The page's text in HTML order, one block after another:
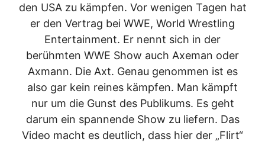
den USA zu kämpfen. Vor wenigen Tagen hat
er den Vertrag bei WWE, World Wrestling
Entertainment. Er nennt sich in der
berühmten WWE Show auch Axeman oder
Axmann. Die Axt. Genau genommen ist es
also gar kein reines kämpfen. Man kämpft
nur um die Gunst des Publikums. Es geht
darum ein spannende Show zu liefern. Das
Video macht es deutlich, dass hier der „Flirt“